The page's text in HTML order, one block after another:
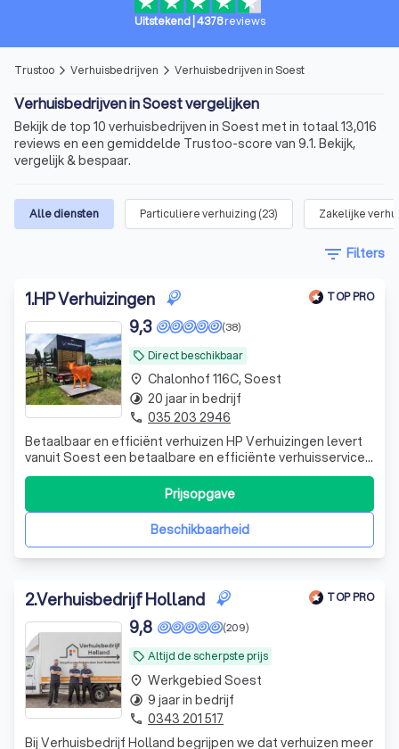
Uitstekend| 4378 reviews
Trustoo arrow_forward_ios Verhuisbedrijven arrow_forward_ios Verhuisbedrijven in Soest
Verhuisbedrijven in Soest vergelijken
Bekijk de top 10 verhuisbedrijven in Soest met in totaal 13,016
reviews en een gemiddelde Trustoo-score van 9.1. Bekijk,
vergelijk & bespaar.
Alle diensten Particuliere verhuizing (23) Zakelijke
filter_list Filters
1.HP Verhuizingen TOP PRO
local_offer Direct beschikbaar
(38)
9,3
Betaalbaar en efficiënt verhuizen HP Verhuizingen levert
vanuit Soest een betaalbare en efficiënte verhuisservice
voor particulieren en bedrijven. Wij zorgen ervoor dat uw
eigendommen veilig en zonder schade naar de nieuwe
locatie worden verhuisd. Indien gewenst helpen we met
het zorgvuldig inpakkenBeschikbaarheid
Prijsopgave
place Chalonhof 116C, Soest
timelapse 20 jaar in bedrijf
phone 035 203 2946
2.Verhuisbedrijf Holland TOP PRO
local_offer Altijd de scherpste prijs
(209)
9,8
Bij Verhuisbedrijf Holland begrijpen we dat verhuizen meer
place Werkgebied Soest
timelapse 9 jaar in bedrijf
phone 0343 201 517